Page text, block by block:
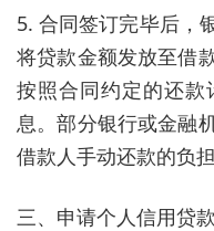
5. 合同签订完毕后，
将贷款金额发放至借
按照合同约定的还
息。部分银行或金融
借款人手动还款的负担
三、申请个人信用贷